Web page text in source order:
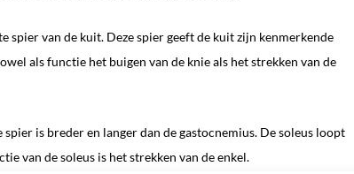
van de kuit. Deze spier geeft de kuit zijn kenmerkende
als functie het buigen van de knie als het strekken van de
is breder en langer dan de gastocnemius. De soleus loopt
van de soleus is het strekken van de enkel.